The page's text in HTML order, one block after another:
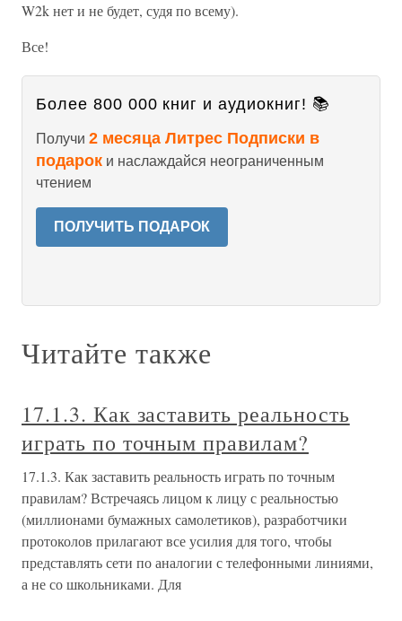
W2k нет и не будет, судя по всему).
Все!
Более 800 000 книг и аудиокниг! 📚
Получи 2 месяца Литрес Подписки в
подарок и наслаждайся неограниченным
чтением
ПОЛУЧИТЬ ПОДАРОК
Читайте также
17.1.3. Как заставить реальность
играть по точным правилам?
17.1.3. Как заставить реальность играть по точным
правилам? Встречаясь лицом к лицу с реальностью
(миллионами бумажных самолетиков), разработчики
протоколов прилагают все усилия для того, чтобы
представлять сети по аналогии с телефонными линиями,
а не со школьниками. Для